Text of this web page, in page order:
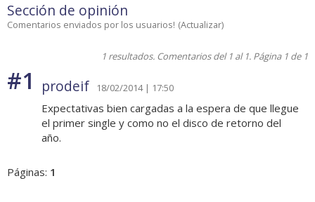
Sección de opinión
Comentarios enviados por los usuarios! (Actualizar)
1 resultados. Comentarios del 1 al 1. Página 1 de 1
#1 prodeif 18/02/2014 | 17:50
Expectativas bien cargadas a la espera de que llegue
el primer single y como no el disco de retorno del
año.
Páginas: 1